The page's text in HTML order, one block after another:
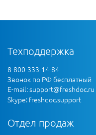
Техподдержка
8-800-333-14-84
Звонок по РФ бесплатный
E-mail:support@freshdoc.ru
Skype: freshdoc.support
Отдел продаж